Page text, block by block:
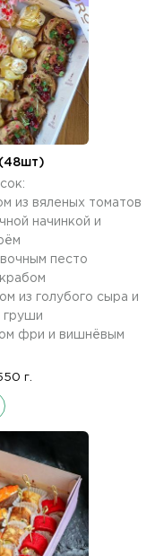
(48шт)
из вяленых томатов
начинкой и
песто
из голубого сыра и
груши
фри и вишнёвым
г.